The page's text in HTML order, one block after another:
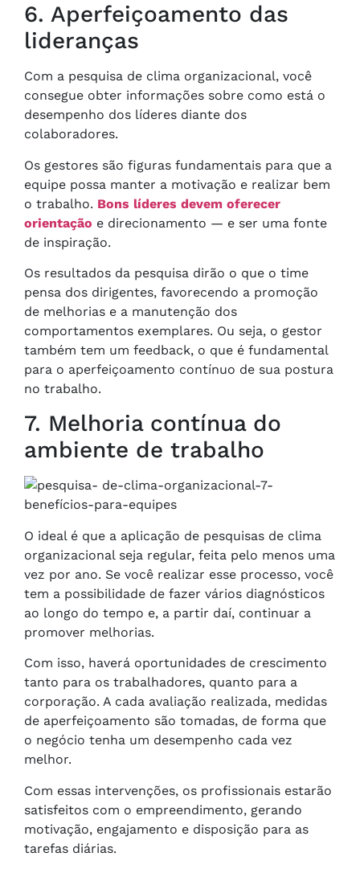
6. Aperfeiçoamento das
lideranças
Com a pesquisa de clima organizacional, você
consegue obter informações sobre como está o
desempenho dos líderes diante dos
colaboradores.
Os gestores são figuras fundamentais para que a
equipe possa manter a motivação e realizar bem
o trabalho. Bons líderes devem oferecer
orientação e direcionamento — e ser uma fonte
de inspiração.
Os resultados da pesquisa dirão o que o time
pensa dos dirigentes, favorecendo a promoção
de melhorias e a manutenção dos
comportamentos exemplares. Ou seja, o gestor
também tem um feedback, o que é fundamental
para o aperfeiçoamento contínuo de sua postura
no trabalho.
7. Melhoria contínua do
ambiente de trabalho
O ideal é que a aplicação de pesquisas de clima
organizacional seja regular, feita pelo menos uma
vez por ano. Se você realizar esse processo, você
tem a possibilidade de fazer vários diagnósticos
ao longo do tempo e, a partir daí, continuar a
promover melhorias.
Com isso, haverá oportunidades de crescimento
tanto para os trabalhadores, quanto para a
corporação. A cada avaliação realizada, medidas
de aperfeiçoamento são tomadas, de forma que
o negócio tenha um desempenho cada vez
melhor.
Com essas intervenções, os profissionais estarão
satisfeitos com o empreendimento, gerando
motivação, engajamento e disposição para as
tarefas diárias.